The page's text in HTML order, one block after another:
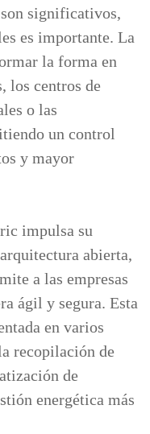
significativos,
es importante. La
la forma en
los centros de
o las
un control
y mayor
impulsa su
abierta,
a las empresas
ágil y segura. Esta
en varios
recopilación de
de
energética más